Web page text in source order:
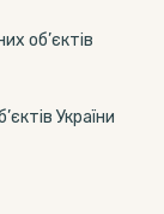
об’єктів
України